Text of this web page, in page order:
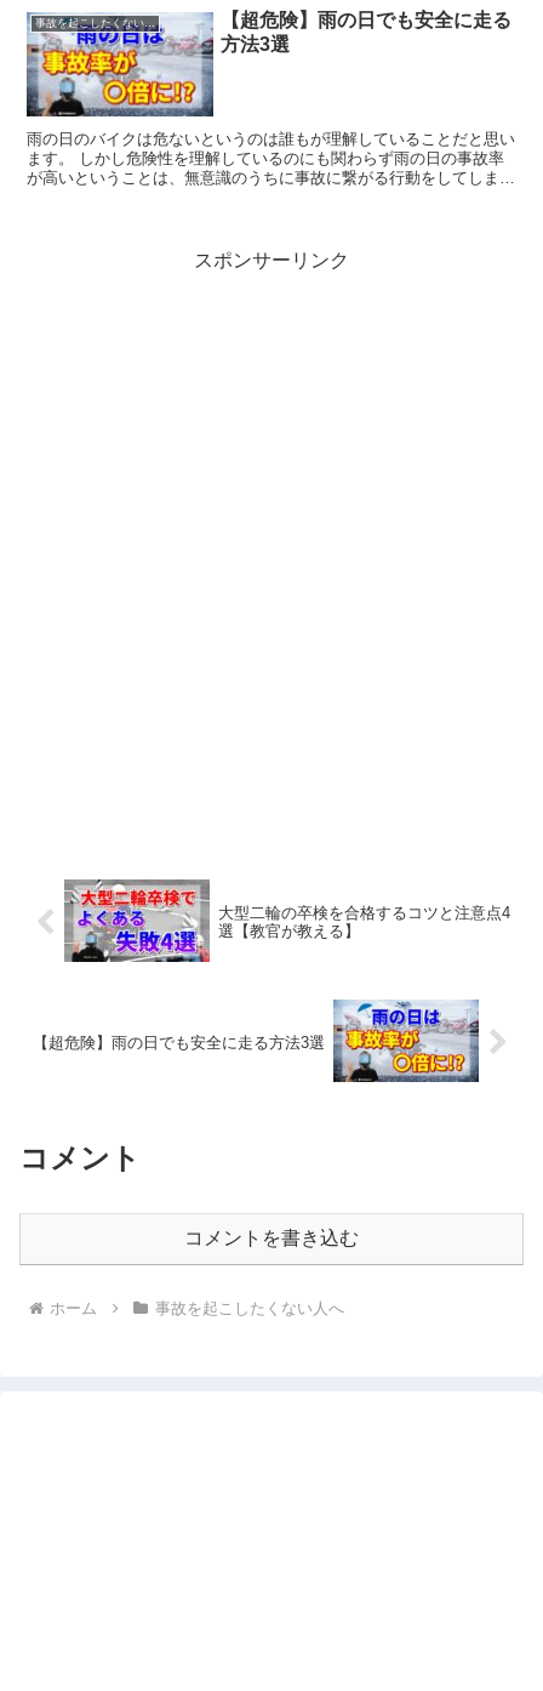
事故を起こしたくない人へ
【超危険】雨の日でも安全に走る
方法3選
雨の日のバイクは危ないというのは誰もが理解していることだと思い
ます。 しかし危険性を理解しているのにも関わらず雨の日の事故率
が高いということは、無意識のうちに事故に繋がる行動をしてしまっ
スポンサーリンク
大型二輪の卒検を合格するコツと注意点4
選【教官が教える】
【超危険】雨の日でも安全に走る方法3選
コメント
コメントを書き込む
ホーム 事故を起こしたくない人へ